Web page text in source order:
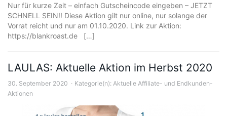
Nur für kurze Zeit – einfach Gutscheincode eingeben – JETZT
SCHNELL SEIN!! Diese Aktion gilt nur online, nur solange der
Vorrat reicht und nur am 01.10.2020. Link zur Aktion:
https://blankroast.de […]
LAULAS: Aktuelle Aktion im Herbst 2020
30. September 2020 Kategorie(n): Aktuelle Affiliate- und Endkunden-
Aktionen